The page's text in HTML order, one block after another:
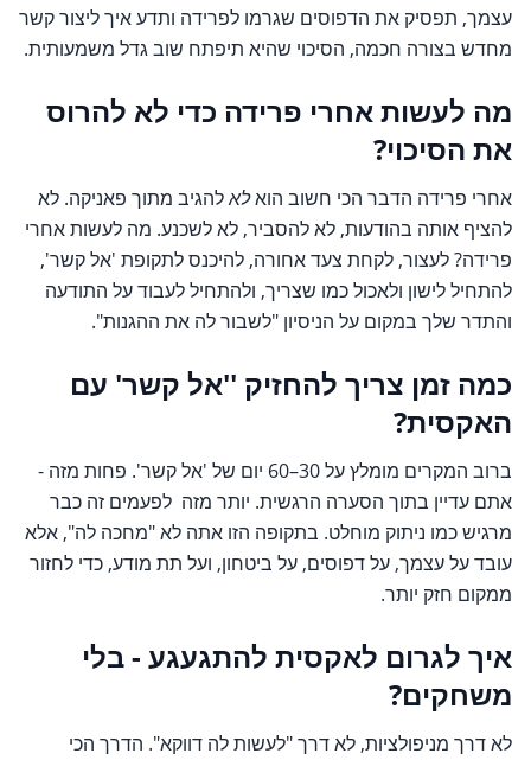
עצמך, תפסיק את הדפוסים שגרמו לפרידה ותדע איך ליצור קשר
מחדש בצורה חכמה, הסיכוי שהיא תיפתח שוב גדל משמעותית.
מה לעשות אחרי פרידה כדי לא להרוס
את הסיכוי?
אחרי פרידה הדבר הכי חשוב הואלאלהגיב מתוך פאניקה. לא
להציף אותה בהודעות, לא להסביר, לא לשכנע. מה לעשות אחרי
פרידה? לעצור, לקחת צעד אחורה, להיכנס לתקופת 'אל קשר',
להתחיל לישון ולאכול כמו שצריך, ולהתחיל לעבוד על התודעה
והתדר שלך במקום על הניסיון "לשבור לה את ההגנות".
כמה זמן צריך להחזיק ''אל קשר' עם
האקסית?
ברוב המקרים מומלץ על 30–60 יום של 'אל קשר'. פחות מזה -
אתם עדיין בתוך הסערה הרגשית. יותר מזה לפעמים זה כבר
מרגיש כמו ניתוק מוחלט. בתקופה הזו אתה לא "מחכה לה", אלא
עובד על עצמך, על דפוסים, על ביטחון, ועל תת מודע, כדי לחזור
ממקום חזק יותר.
איך לגרום לאקסית להתגעגע - בלי
משחקים?
לא דרך מניפולציות, לא דרך "לעשות לה דווקא". הדרך הכי